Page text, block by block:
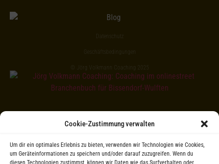
Cookie-Zustimmung verwalten
Um dir ein optimales Erlebnis zu bieten, verwenden wir Technologien wie Cookies,
um Geräteinformationen zu speichern und/oder darauf zuzugreifen. Wenn du
diesen Technologien zustimmst, können wir Daten wie das Surfverhalten oder
Datenschutz
Geschäftsbedingungen
© Jörg Volkmann Coaching 2025